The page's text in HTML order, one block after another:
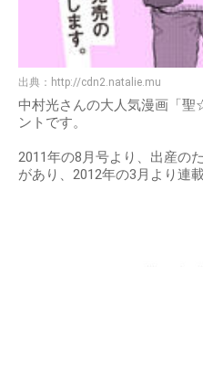
出典： http://cdn2.natalie.mu
中村光さんの大人気漫画「
ントです。
2011年の8月号より、出産の
があり、2012年の3月より連